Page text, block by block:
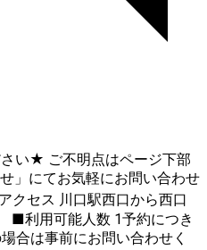
い★ ご不明点はページ下部
」にてお気軽にお問い合わせ
合は事前にお問い合わせく